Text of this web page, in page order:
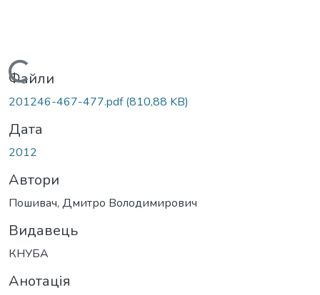
Вантажиться...
Файли
201246-467-477.pdf(810,88 KB)
Дата
2012
Автори
Пошивач, Дмитро Володимирович
Видавець
КНУБА
Анотація